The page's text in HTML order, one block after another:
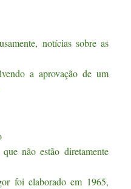
notícias sobre as
a aprovação de um
não estão diretamente
foi elaborado em 1965,